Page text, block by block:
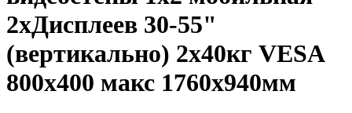
2xДисплеев 30-55"
(вертикально) 2x40кг VESA
800x400 макс 1760x940мм